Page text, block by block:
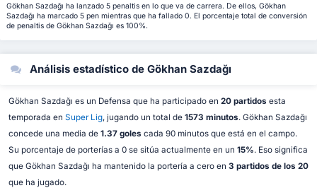
Gökhan Sazdağı ha lanzado 5 penaltis en lo que va de carrera. De ellos, Gökhan
Sazdağı ha marcado 5 pen mientras que ha fallado 0. El porcentaje total de conversión
de penaltis de Gökhan Sazdağı es 100%.
Análisis estadístico de Gökhan Sazdağı
Gökhan Sazdağı es un Defensa que ha participado en 20 partidos esta
temporada en Super Lig, jugando un total de 1573 minutos. Gökhan Sazdağı
concede una media de 1.37 goles cada 90 minutos que está en el campo.
Su porcentaje de porterías a 0 se sitúa actualmente en un 15%. Eso significa
que Gökhan Sazdağı ha mantenido la portería a cero en 3 partidos de los 20
que ha jugado.